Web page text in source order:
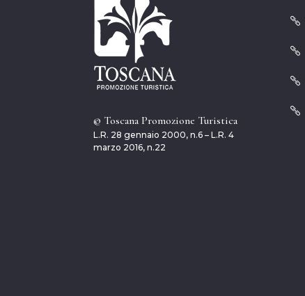
© Toscana Promozione Turistica
L.R. 28 gennaio 2000, n.6 – L.R. 4
marzo 2016, n.22